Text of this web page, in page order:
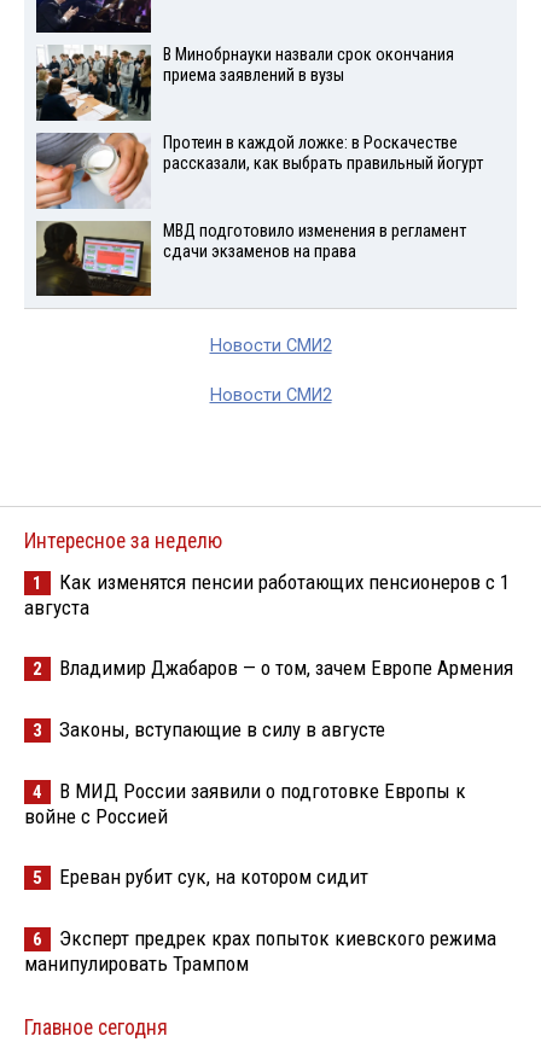
В Минобрнауки назвали срок окончания
приема заявлений в вузы
Протеин в каждой ложке: в Роскачестве
рассказали, как выбрать правильный йогурт
МВД подготовило изменения в регламент
сдачи экзаменов на права
Новости СМИ2
Новости СМИ2
Интересное за неделю
1
Как изменятся пенсии работающих пенсионеров с 1
августа
2 Владимир Джабаров — о том, зачем Европе Армения
3 Законы, вступающие в силу в августе
4
В МИД России заявили о подготовке Европы к
войне с Россией
5 Ереван рубит сук, на котором сидит
6
Эксперт предрек крах попыток киевского режима
манипулировать Трампом
Главное сегодня